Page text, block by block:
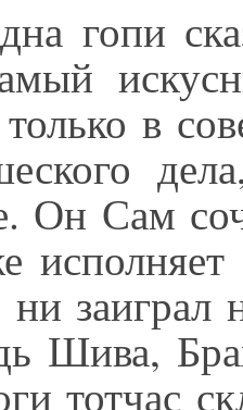
гопи
в
Он Сам
заиграл
Шива,
тотчас